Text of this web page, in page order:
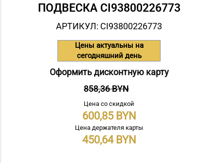
ПОДВЕСКА СI93800226773
АРТИКУЛ: СI93800226773
Цены актуальны на
сегодняшний день
Оформить дисконтную карту
858,36 BYN
Цена со скидкой
600,85
Цена держателя карты
450,64